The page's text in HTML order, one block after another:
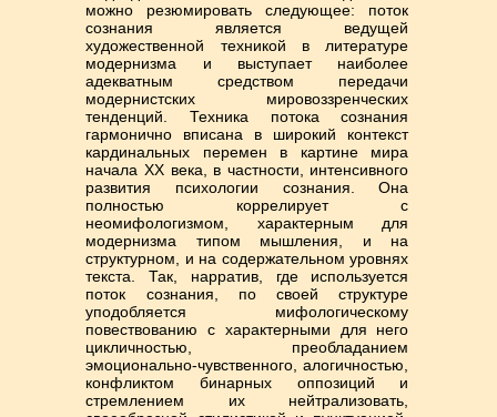
можно резюмировать следующее: поток
сознания является ведущей
художественной техникой в литературе
модернизма и выступает наиболее
адекватным средством передачи
модернистских мировоззренческих
тенденций. Техника потока сознания
гармонично вписана в широкий контекст
кардинальных перемен в картине мира
начала ХХ века, в частности, интенсивного
развития психологии сознания. Она
полностью коррелирует с
неомифологизмом, характерным для
модернизма типом мышления, и на
структурном, и на содержательном уровнях
текста. Так, нарратив, где используется
поток сознания, по своей структуре
уподобляется мифологическому
повествованию с характерными для него
цикличностью, преобладанием
эмоционально-чувственного, алогичностью,
конфликтом бинарных оппозиций и
стремлением их нейтрализовать,